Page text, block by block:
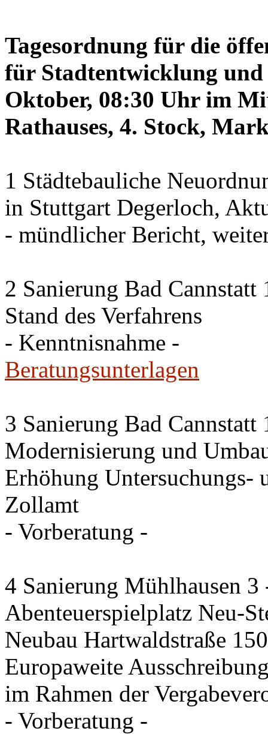
Tagesordnung für die
für Stadtentwicklung und
Oktober, 08:30 Uhr im
Rathauses, 4. Stock,
1 Städtebauliche
in Stuttgart Degerloch,
- mündlicher Bericht,
2 Sanierung Bad
Stand des Verfahrens
- Kenntnisnahme -
Beratungsunterlagen
3 Sanierung Bad
Modernisierung und
Erhöhung Untersuchungs-
Zollamt
- Vorberatung -
4 Sanierung Mühlhausen 3
Abenteuerspielplatz Neu-
Neubau Hartwaldstraße
Europaweite
im Rahmen der
- Vorberatung -